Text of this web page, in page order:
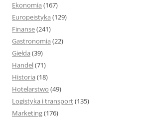
Ekonomia (167)
Europeistyka (129)
Finanse(241)
Gastronomia (22)
Giełda (39)
Handel(71)
Historia (18)
Hotelarstwo (49)
Logistyka i transport(135)
Marketing(176)